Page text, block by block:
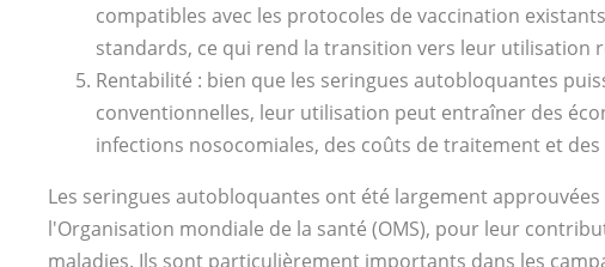
compatibles avec les protocoles de vaccination
standards, ce qui rend la transition vers leur utilisation
Rentabilité : bien que les seringues autobloquantes
conventionnelles, leur utilisation peut entraîner des
infections nosocomiales, des coûts de traitement et
Les seringues autobloquantes ont été largement
l'Organisation mondiale de la santé (OMS), pour leur
maladies. Ils sont particulièrement importants dans les